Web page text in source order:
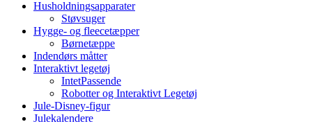
Husholdningsapparater
Støvsuger
Hygge- og fleecetæpper
Børnetæppe
Indendørs måtter
Interaktivt legetøj
IntetPassende
Robotter og Interaktivt Legetøj
Jule-Disney-figur
Julekalendere